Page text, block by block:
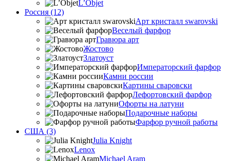
L’Objet
Россия (12)
Арт кристалл swarovski
Веселый фарфор
Гравюра арт
Жостово
Златоуст
Императорский фарфор
Камни россии
Картины сваровски
Лефортовский фарфор
Офорты на латуни
Подарочные наборы
Фарфор ручной работы
США (3)
Julia Knight
Lenox
Michael Aram